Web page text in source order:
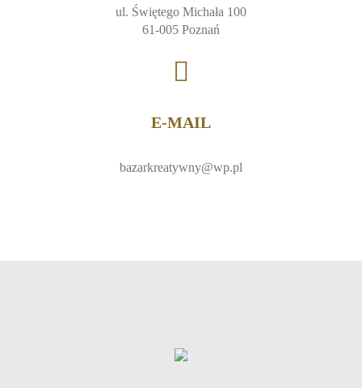
ul. Świętego Michała 100
61-005 Poznań
E-MAIL
bazarkreatywny@wp.pl